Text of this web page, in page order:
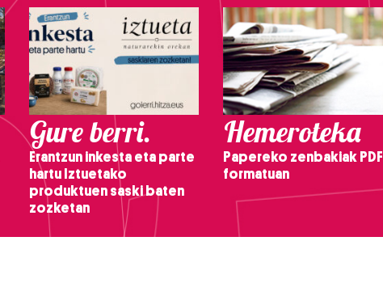
Gure berri.
Erantzun inkesta eta parte
hartu Iztuetako
produktuen saski baten
zozketan
Hemeroteka
Papereko zenbakiak PDF
formatuan